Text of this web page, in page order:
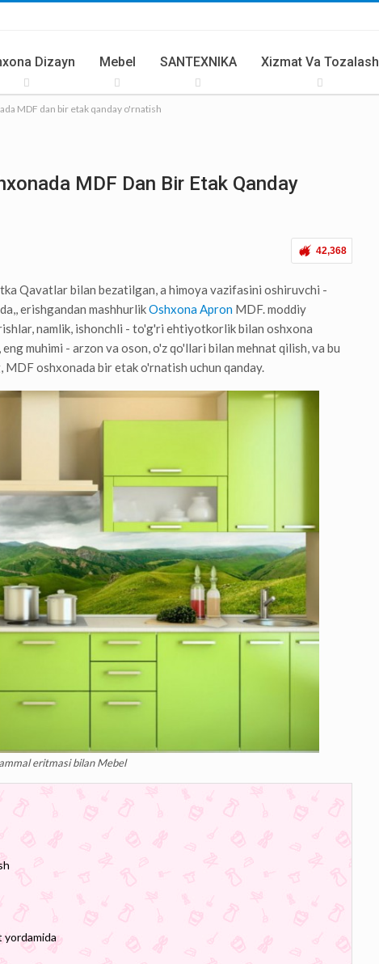
Dizayn Mebel SANTEXNIKA Xizmat Va Tozalash
MDF dan bir etak qanday o'rnatish
MDF Dan Bir Etak Qanday
42,368
Qavatlar bilan bezatilgan, a himoya vazifasini oshiruvchi -
erishgandan mashhurlikOshxona Apron MDF. moddiy
namlik, ishonchli - to'g'ri ehtiyotkorlik bilan oshxona
muhimi - arzon va oson, o'z qo'llari bilan mehnat qilish, va bu
oshxonada bir etak o'rnatish uchun qanday.
eritmasi bilan Mebel
yordamida